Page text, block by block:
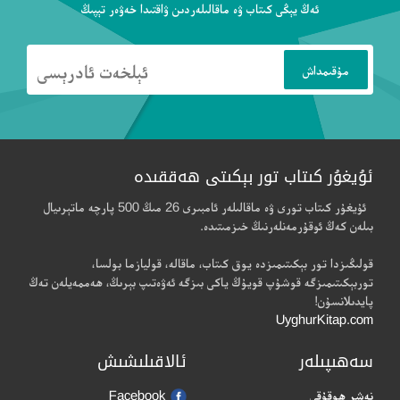
ئەڭ يېڭى كىتاب ۋە ماقالىلەردىن ۋاقتىدا خەۋەر تېپىڭ
ئۇيغۇر كىتاب تور بېكىتى ھەققىدە
ئۇيغۇر كىتاب تورى ۋە ماقالىلەر ئامبىرى 26 مىڭ 500 پارچە ماتېرىيال
بىلەن كەڭ ئوقۇرمەنلەرنىڭ خىزمىتىدە.
قولىڭىزدا تور بېكىتىمىزدە يوق كىتاب، ماقالە، قوليازما بولسا،
توربېكىتىمىزگە قوشۇپ قويۇڭ ياكى بىزگە ئەۋەتىپ بېرىڭ، ھەممەيلەن تەڭ
پايدىلانسۇن!
UyghurKitap.com
سەھىپىلەر
نەشر ھوقۇقى
ئالاقىلىشىش
Facebook